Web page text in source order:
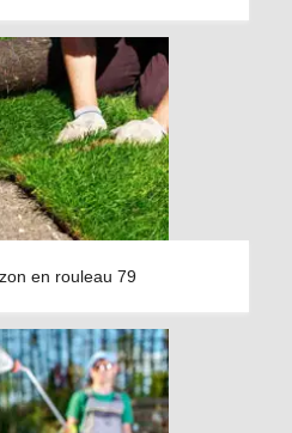
en rouleau 79